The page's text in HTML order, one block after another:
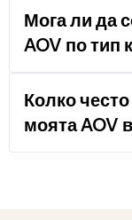
Мога ли да
AOV по тип
Колко
моята AOV